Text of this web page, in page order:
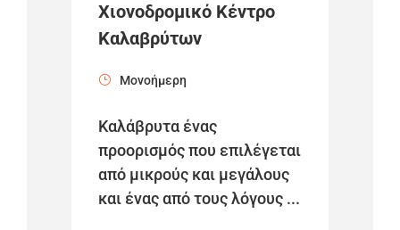
Χιονοδρομικό Κέντρο
Καλαβρύτων
Μονοήμερη
Καλάβρυτα ένας
προορισμός που επιλέγεται
από μικρούς και μεγάλους
και ένας από τους λόγους ...